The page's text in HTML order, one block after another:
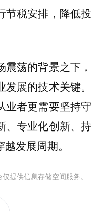
节税安排，降低投
荡的背景之下，
展的技术关键。
业者更需要坚持守
、专业化创新、持
发展周期。
提供信息存储空间服务。